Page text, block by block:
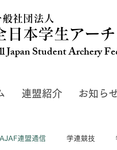
般社団法人
日本学生アー
Japan Student Archery
連盟紹介 お知ら
AJAF連盟通信 学連競技